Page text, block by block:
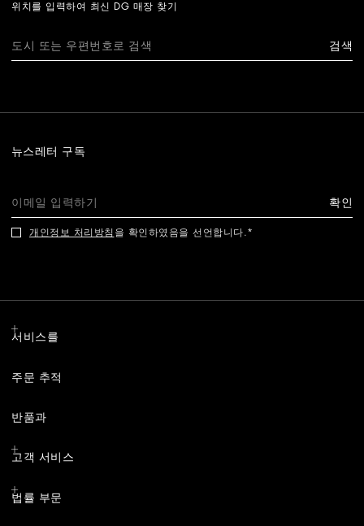
위치를 입력하여 최신 DG 매장 찾기
검색
뉴스레터 구독
확인
개인정보 처리방침 을 확인하였음을 선언합니다.
서비스를
주문 추적
반품과
고객 서비스
법률 부문